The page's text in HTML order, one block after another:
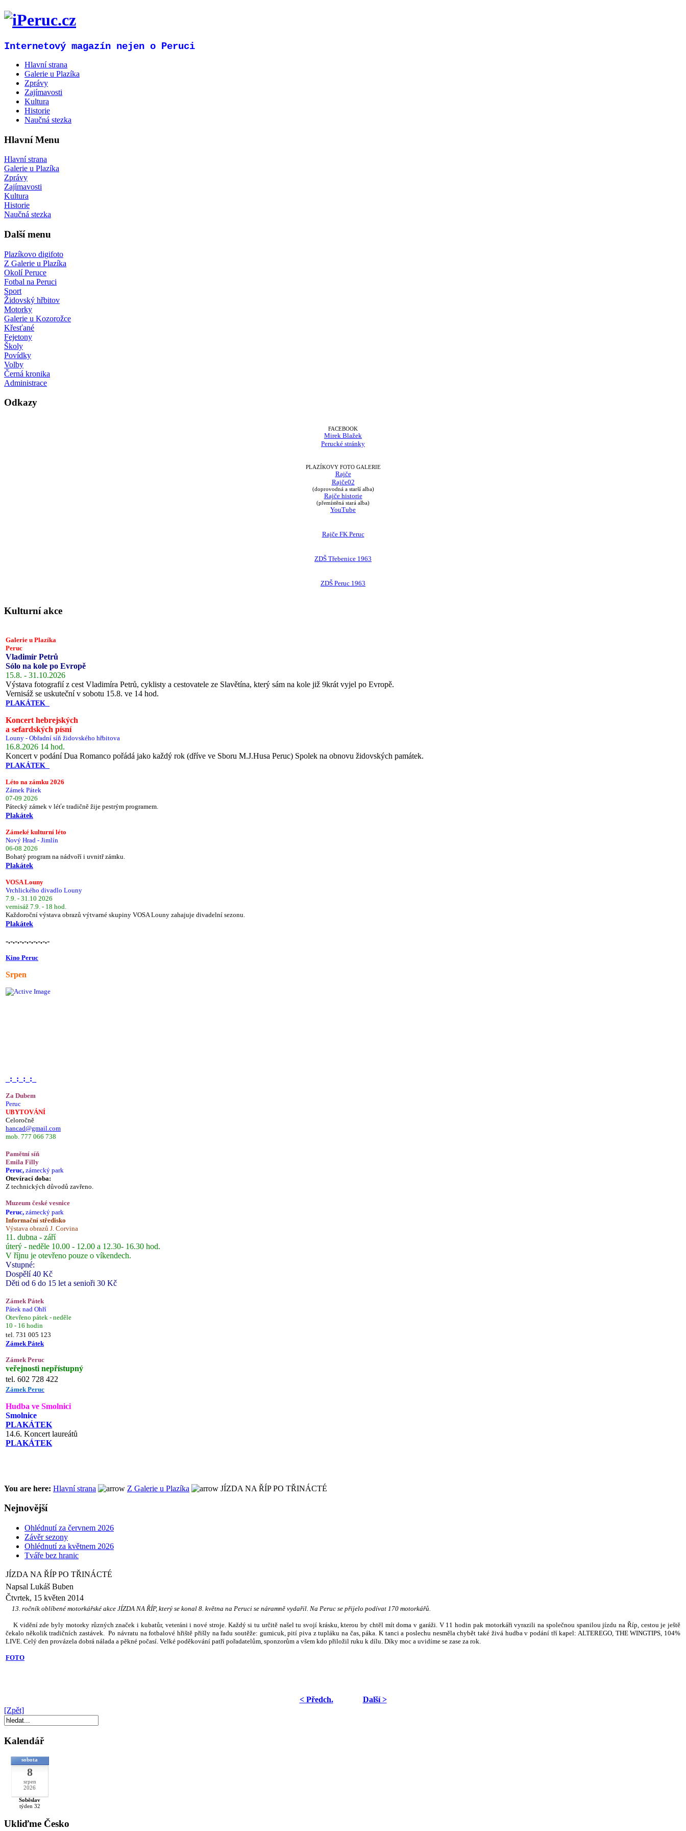
Internetový magazín nejen o Peruci
Hlavní strana
Galerie u Plazíka
Zprávy
Zajímavosti
Kultura
Historie
Naučná stezka
Hlavní Menu
Hlavní strana
Galerie u Plazíka
Zprávy
Zajímavosti
Kultura
Historie
Naučná stezka
Další menu
Plazíkovo digifoto
Z Galerie u Plazíka
Okolí Peruce
Fotbal na Peruci
Sport
Židovský hřbitov
Motorky
Galerie u Kozorožce
Křesťané
Fejetony
Školy
Povídky
Volby
Černá kronika
Administrace
Odkazy
FACEBOOK
Mirek Blažek
Perucké stránky
PLAZÍKOVY FOTO GALERIE
Rajče
Rajče02
(doprovodná a starší alba)
Rajče historie
(přemístěná stará alba)
YouTube
Rajče FK Peruc
ZDŠ Třebenice 1963
ZDŠ Peruc 1963
Kulturní akce
Galerie u Plazíka
Peruc
Vladimír Petrů
Sólo na kole po Evropě
15.8. - 31.10.2026
Výstava fotografií z cest Vladimíra Petrů, cyklisty a cestovatele ze Slavětína, který sám na kole již 9krát vyjel po Evropě.
Vernisáž se uskuteční v sobotu 15.8. ve 14 hod.
PLAKÁTEK
Koncert hebrejských
a sefardských písní
Louny - Obřadní síň židovského hřbitova
16.8.2026 14 hod.
Koncert v podání Dua Romanco pořádá jako každý rok (dříve ve Sboru M.J.Husa Peruc) Spolek na obnovu židovských památek.
PLAKÁTEK
Léto na zámku 2026
Zámek Pátek
07-09 2026
Pátecký zámek v léťe tradičně žije pestrým programem.
Plakátek
Zámeké kulturní léto
Nový Hrad - Jimlín
06-08 2026
Bohatý program na nádvoří i uvnitř zámku.
Plakátek
VOSA Louny
Vrchlického divadlo Louny
7.9. - 31.10 2026
vernisáž 7.9. - 18 hod.
Každoroční výstava obrazů výtvarné skupiny VOSA Louny zahajuje divadelní sezonu.
Plakátek
-.-.-.-.-.-.-.-.-.-
Kino Peruc
Srpen
_:_:_:_:_
Za Dubem
Peruc
UBYTOVÁNÍ
Celoročně
hancad@gmail.com
mob. 777 066 738
Pamětní síň
Emila Filly
Peruc, zámecký park
Otevírací doba:
Z technických důvodů zavřeno.
Muzeum české vesnice
Peruc, zámecký park
Informační středisko
Výstava obrazů J. Corvina
11. dubna - září
úterý - neděle 10.00 - 12.00 a 12.30- 16.30 hod.
V říjnu je otevřeno pouze o víkendech.
Vstupné:
Dospělí 40 Kč
Děti od 6 do 15 let a senioři 30 Kč
Zámek Pátek
Pátek nad Ohří
Otevřeno pátek - neděle
10 - 16 hodin
tel. 731 005 123
Zámek Pátek
Zámek Peruc
veřejnosti nepřístupný
tel. 602 728 422
Zámek Peruc
Hudba ve Smolnici
Smolnice
PLAKÁTEK
14.6. Koncert laureátů
PLAKÁTEK
You are here: Hlavní strana Z Galerie u Plazíka JÍZDA NA ŘÍP PO TŘINÁCTÉ
Nejnovější
Ohlédnutí za červnem 2026
Závěr sezony
Ohlédnutí za květnem 2026
Tváře bez hranic
JÍZDA NA ŘÍP PO TŘINÁCTÉ
Napsal Lukáš Buben
Čtvrtek, 15 květen 2014
13. ročník oblíbené motorkářské akce JÍZDA NA ŘÍP, který se konal 8. května na Peruci se náramně vydařil. Na Peruc se přijelo podívat 170 motorkářů.
K vidění zde byly motorky různých značek i kubatůr, veteráni i nové stroje. Každý si tu určitě našel tu svojí krásku, kterou by chtěl mít doma v garáži. V 11 hodin pak motorkáři vyrazili na společnou spanilou jízdu na Říp, cestou je ještě
čekalo několik tradičních zastávek. Po návratu na fotbalové hřiště přišly na řadu soutěže: gumicuk, pití piva z tupláku na čas, páka. K tanci a poslechu nesměla chybět také živá hudba v podání tří kapel: ALTEREGO, THE WINGTIPS, 104%
LIVE. Celý den provázela dobrá nálada a pěkné počasí. Velké poděkování patří pořadatelům, sponzorům a všem kdo přiložil ruku k dílu. Díky moc a uvidíme se zase za rok.
FOTO
< Předch.
Další >
[Zpět]
Kalendář
sobota
8
srpen
2026
Soběslav
týden 32
Ukliďme Česko